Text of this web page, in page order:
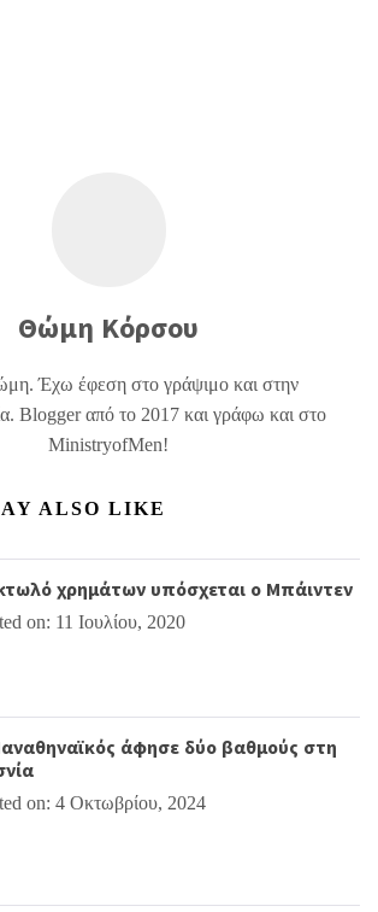
Θώμη Κόρσου
Έχω έφεση στο γράψιμο και στην
Blogger από το 2017 και γράφω και στο
MinistryofMen!
ALSO LIKE
χρημάτων υπόσχεται ο Μπάιντεν
on: 11 Ιουλίου, 2020
άφησε δύο βαθμούς στη
on: 4 Οκτωβρίου, 2024